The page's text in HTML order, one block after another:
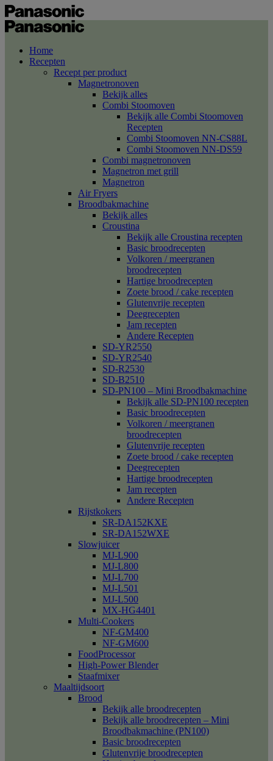
Home
Recepten
Recept per product
Magnetronoven
Bekijk alles
Combi Stoomoven
Bekijk alle Combi Stoomoven
Recepten
Combi Stoomoven NN-CS88L
Combi Stoomoven NN-DS59
Combi magnetronoven
Magnetron met grill
Magnetron
Air Fryers
Broodbakmachine
Bekijk alles
Croustina
Bekijk alle Croustina recepten
Basic broodrecepten
Volkoren / meergranen
broodrecepten
Hartige broodrecepten
Zoete brood / cake recepten
Glutenvrije recepten
Deegrecepten
Jam recepten
Andere Recepten
SD-YR2550
SD-YR2540
SD-R2530
SD-B2510
SD-PN100 – Mini Broodbakmachine
Bekijk alle SD-PN100 recepten
Basic broodrecepten
Volkoren / meergranen
broodrecepten
Glutenvrije recepten
Zoete brood / cake recepten
Deegrecepten
Hartige broodrecepten
Jam recepten
Andere Recepten
Rijstkokers
SR-DA152KXE
SR-DA152WXE
Slowjuicer
MJ-L900
MJ-L800
MJ-L700
MJ-L501
MJ-L500
MX-HG4401
Multi-Cookers
NF-GM400
NF-GM600
FoodProcessor
High-Power Blender
Staafmixer
Maaltijdsoort
Brood
Bekijk alle broodrecepten
Bekijk alle broodrecepten – Mini
Broodbakmachine (PN100)
Basic broodrecepten
Glutenvrije broodrecepten